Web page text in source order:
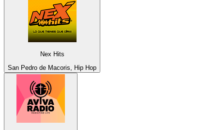
Nex Hits
San Pedro de Macoris, Hip Hop